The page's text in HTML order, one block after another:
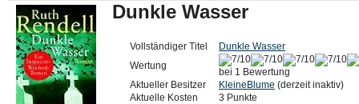
Dunkle Wasser
Vollständiger Titel
Dunkle Wasser
Wertung
bei 1 Bewertung
Aktueller Besitzer
KleineBlume (derzeit inaktiv)
Aktuelle Kosten
3 Punkte